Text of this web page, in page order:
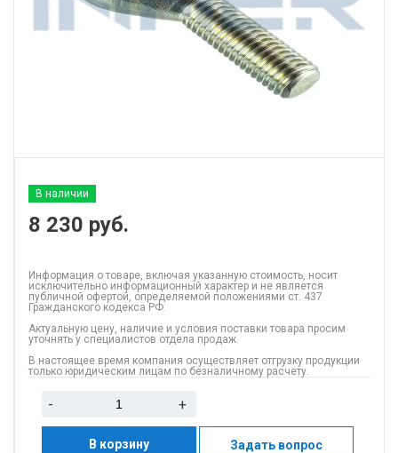
В наличии
8 230 руб.
Информация о товаре, включая указанную стоимость, носит
исключительно информационный характер и не является
публичной офертой, определяемой положениями ст. 437
Гражданского кодекса РФ.
Актуальную цену, наличие и условия поставки товара просим
уточнять у специалистов отдела продаж.
В настоящее время компания осуществляет отгрузку продукции
только юридическим лицам по безналичному расчету.
- +
В корзину Задать вопрос